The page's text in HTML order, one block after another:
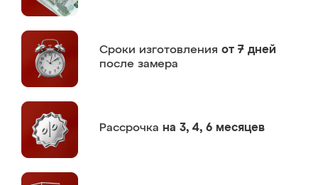
Сроки изготовления от 7 дней
после замера
Рассрочка на 3, 4, 6 месяцев